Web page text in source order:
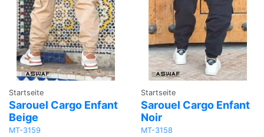
Startseite
Sarouel Cargo Enfant
Beige
MT-3159
Startseite
Sarouel Cargo Enfant
Noir
MT-3158